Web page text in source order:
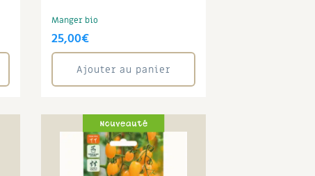
Manger bio
25,00€
Ajouter au panier